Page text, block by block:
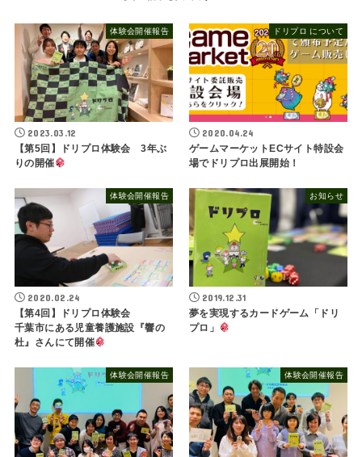
体験会開催報告
2023.03.12
【第5回】ドリプロ体験会 3年ぶ
りの開催
ドリプロ について
2020.04.24
ゲームマーケットECサイト特設会
場でドリプロ出展開始！
体験会開催報告
2020.02.24
【第4回】ドリプロ体験会
千葉市にある児童養護施設『響の
杜』さんにて開催
お知らせ
2019.12.31
夢を実現するカードゲーム「ドリ
プロ」
体験会開催報告 体験会開催報告